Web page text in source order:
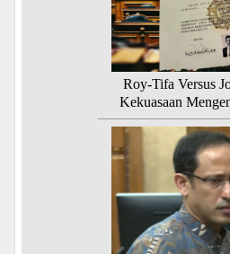
Roy-Tifa Versus
Kekuasaan